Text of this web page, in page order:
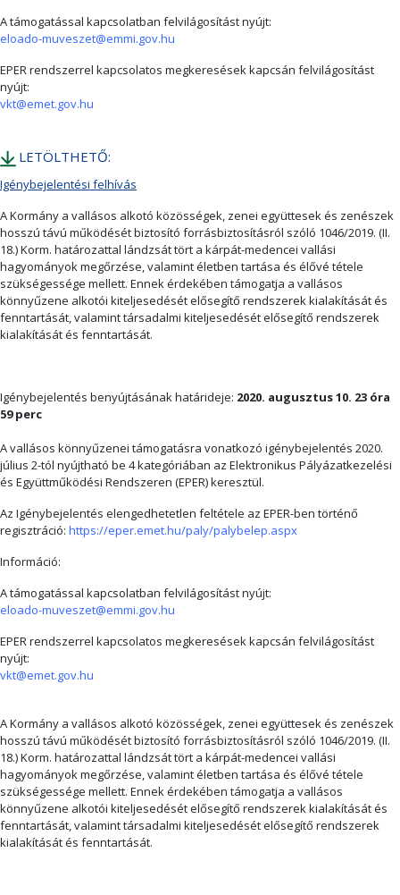
A támogatással kapcsolatban felvilágosítást nyújt:
eloado-muveszet@emmi.gov.hu
EPER rendszerrel kapcsolatos megkeresések kapcsán felvilágosítást
nyújt:
vkt@emet.gov.hu
LETÖLTHETŐ:
Igénybejelentési felhívás
A Kormány a vallásos alkotó közösségek, zenei együttesek és zenészek
hosszú távú működését biztosító forrásbiztosításról szóló 1046/2019. (II.
18.) Korm. határozattal lándzsát tört a kárpát-medencei vallási
hagyományok megőrzése, valamint életben tartása és élővé tétele
szükségessége mellett. Ennek érdekében támogatja a vallásos
könnyűzene alkotói kiteljesedését elősegítő rendszerek kialakítását és
fenntartását, valamint társadalmi kiteljesedését elősegítő rendszerek
kialakítását és fenntartását.
Igénybejelentés benyújtásának határideje: 2020. augusztus 10. 23 óra
59 perc
A vallásos könnyűzenei támogatásra vonatkozó igénybejelentés 2020.
július 2-tól nyújtható be 4 kategóriában az Elektronikus Pályázatkezelési
és Együttműködési Rendszeren (EPER) keresztül.
Az Igénybejelentés elengedhetetlen feltétele az EPER-ben történő
regisztráció: https://eper.emet.hu/paly/palybelep.aspx
Információ:
A támogatással kapcsolatban felvilágosítást nyújt:
eloado-muveszet@emmi.gov.hu
EPER rendszerrel kapcsolatos megkeresések kapcsán felvilágosítást
nyújt:
vkt@emet.gov.hu
A Kormány a vallásos alkotó közösségek, zenei együttesek és zenészek
hosszú távú működését biztosító forrásbiztosításról szóló 1046/2019. (II.
18.) Korm. határozattal lándzsát tört a kárpát-medencei vallási
hagyományok megőrzése, valamint életben tartása és élővé tétele
szükségessége mellett. Ennek érdekében támogatja a vallásos
könnyűzene alkotói kiteljesedését elősegítő rendszerek kialakítását és
fenntartását, valamint társadalmi kiteljesedését elősegítő rendszerek
kialakítását és fenntartását.